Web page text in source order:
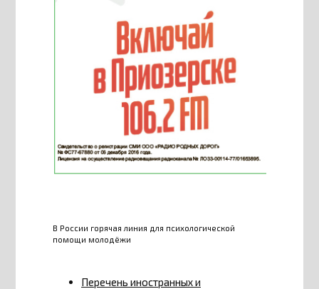
В России горячая линия для психологической
помощи молодёжи
Перечень иностранных и